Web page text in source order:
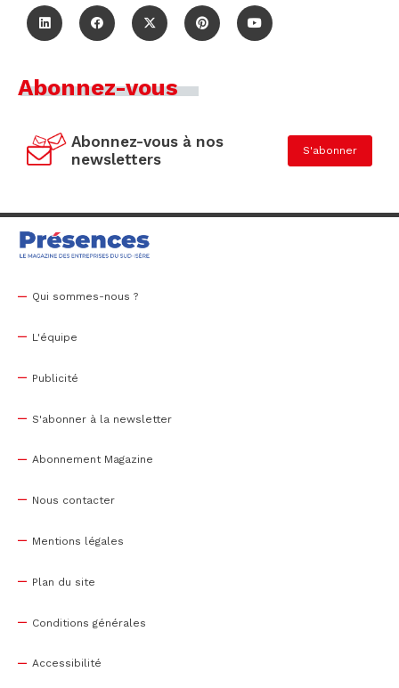
Abonnez-vous
Abonnez-vous à nos
newsletters
S'abonner
Qui sommes-nous ?
L'équipe
Publicité
S'abonner à la newsletter
Abonnement Magazine
Nous contacter
Mentions légales
Plan du site
Conditions générales
Accessibilité